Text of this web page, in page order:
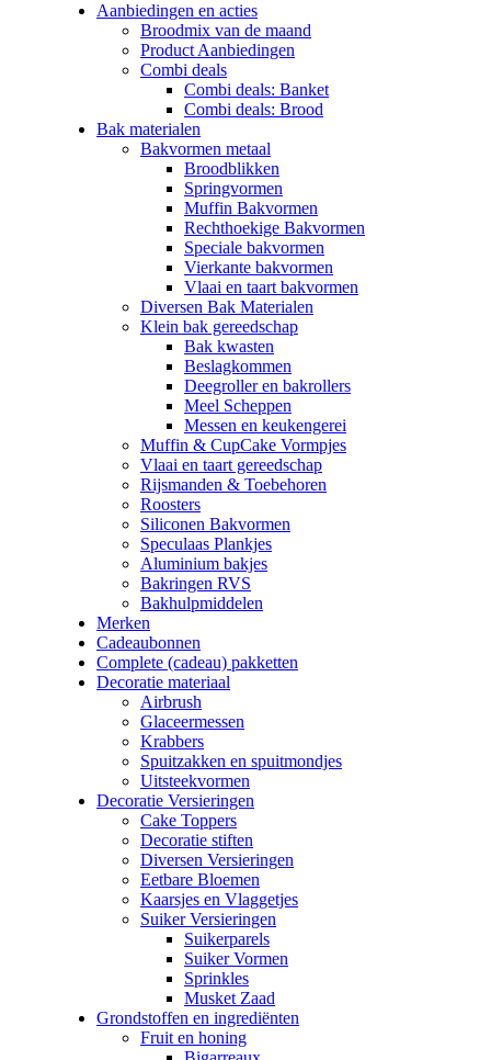
Aanbiedingen en acties
Broodmix van de maand
Product Aanbiedingen
Combi deals
Combi deals: Banket
Combi deals: Brood
Bak materialen
Bakvormen metaal
Broodblikken
Springvormen
Muffin Bakvormen
Rechthoekige Bakvormen
Speciale bakvormen
Vierkante bakvormen
Vlaai en taart bakvormen
Diversen Bak Materialen
Klein bak gereedschap
Bak kwasten
Beslagkommen
Deegroller en bakrollers
Meel Scheppen
Messen en keukengerei
Muffin & CupCake Vormpjes
Vlaai en taart gereedschap
Rijsmanden & Toebehoren
Roosters
Siliconen Bakvormen
Speculaas Plankjes
Aluminium bakjes
Bakringen RVS
Bakhulpmiddelen
Merken
Cadeaubonnen
Complete (cadeau) pakketten
Decoratie materiaal
Airbrush
Glaceermessen
Krabbers
Spuitzakken en spuitmondjes
Uitsteekvormen
Decoratie Versieringen
Cake Toppers
Decoratie stiften
Diversen Versieringen
Eetbare Bloemen
Kaarsjes en Vlaggetjes
Suiker Versieringen
Suikerparels
Suiker Vormen
Sprinkles
Musket Zaad
Grondstoffen en ingrediënten
Fruit en honing